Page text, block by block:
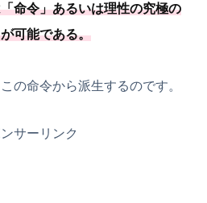
命令」あるいは理性の究極の
可能である。
の命令から派生するのです。
サーリンク